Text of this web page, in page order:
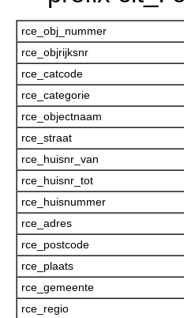
rce_obj_nummer
rce_objrijksnr
rce_catcode
rce_categorie
rce_objectnaam
rce_straat
rce_huisnr_van
rce_huisnr_tot
rce_huisnummer
rce_adres
rce_postcode
rce_plaats
rce_gemeente
rce_regio